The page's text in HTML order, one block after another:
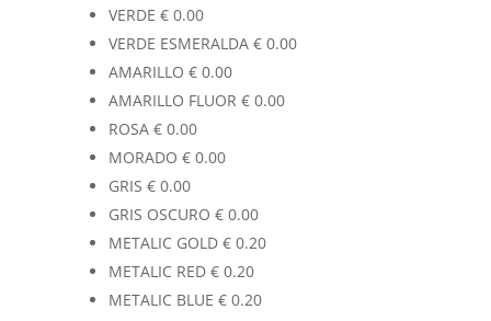
VERDE €0.00
VERDE ESMERALDA €0.00
AMARILLO €0.00
AMARILLO FLUOR €0.00
ROSA €0.00
MORADO €0.00
GRIS €0.00
GRIS OSCURO €0.00
METALIC GOLD €0.20
METALIC RED €0.20
METALIC BLUE €0.20